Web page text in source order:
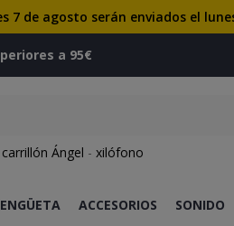
7 de agosto serán enviados el
a 95€
carrillón Ángel - xilófono
ACCESORIOS SONIDO